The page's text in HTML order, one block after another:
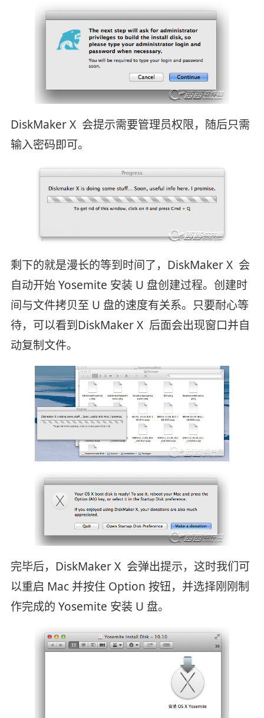
DiskMaker X 会提示需要管理员权限，随后只需
输入密码即可。
剩下的就是漫长的等到时间了，DiskMaker X 会
自动开始 Yosemite 安装 U 盘创建过程。创建时
间与文件拷贝至 U 盘的速度有关系。只要耐心等
待，可以看到DiskMaker X 后面会出现窗口并自
动复制文件。
完毕后，DiskMaker X 会弹出提示，这时我们可
以重启 Mac 并按住 Option 按钮，并选择刚刚制
作完成的 Yosemite 安装 U 盘。